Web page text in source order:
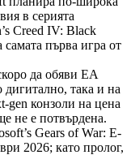
в серията
Creed IV: Black
първа игра от
да обяви EA
дигитално, така и на
gen конзоли на цена
не е потвърдена.
Gears of War: E-
2026; като пролог,